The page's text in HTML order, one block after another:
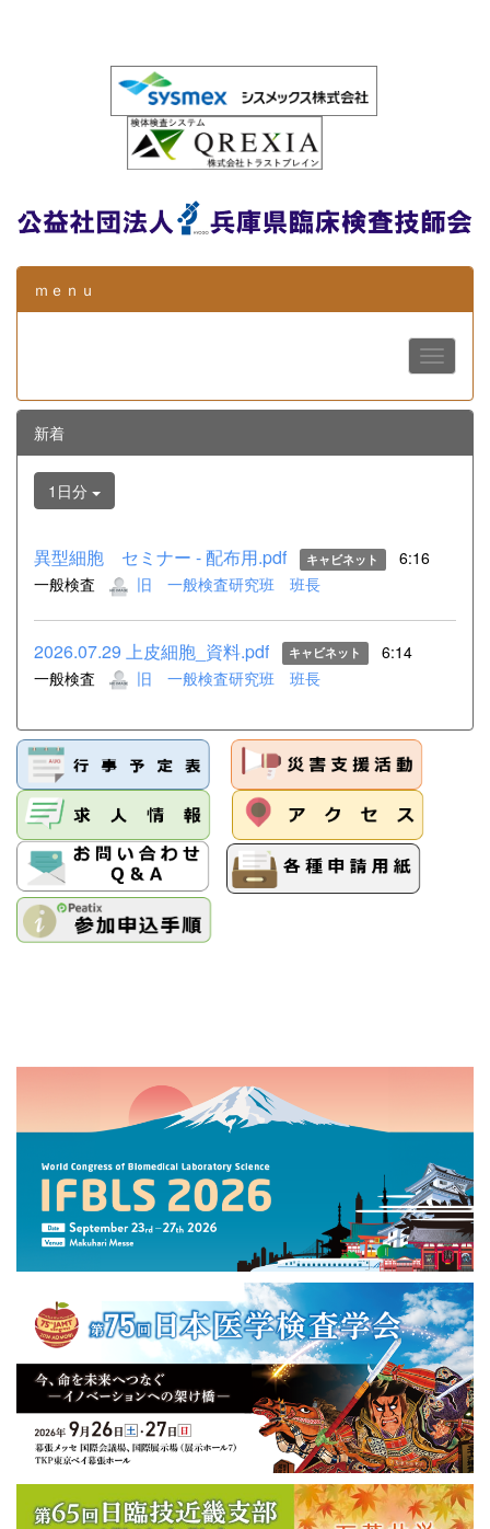
ｍｅｎｕ
新着
1日分
異型細胞 セミナー - 配布用.pdf キャビネット
6:16
一般検査
旧 一般検査研究班 班長
2026.07.29 上皮細胞_資料.pdf キャビネット
6:14
一般検査
旧 一般検査研究班 班長